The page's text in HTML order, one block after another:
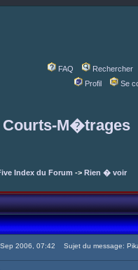
FAQ
Rechercher
Profil
Se
Courts-M�trages
Index du Forum -> Rien � voir
2006, 07:42 Sujet du message: